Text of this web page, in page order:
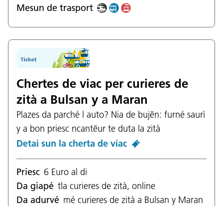
Mesun de trasport
Chertes de viac per curieres de
zità a Bulsan y a Maran
Plazes da parché l auto? Nia de bujën: furné saurì
y a bon priesc ncantëur te duta la zità
Detai sun la cherta de viac
Priesc 6 Euro al di
Da giapé tla curieres de zità, online
Da adurvé mé curieres de zità a Bulsan y Maran